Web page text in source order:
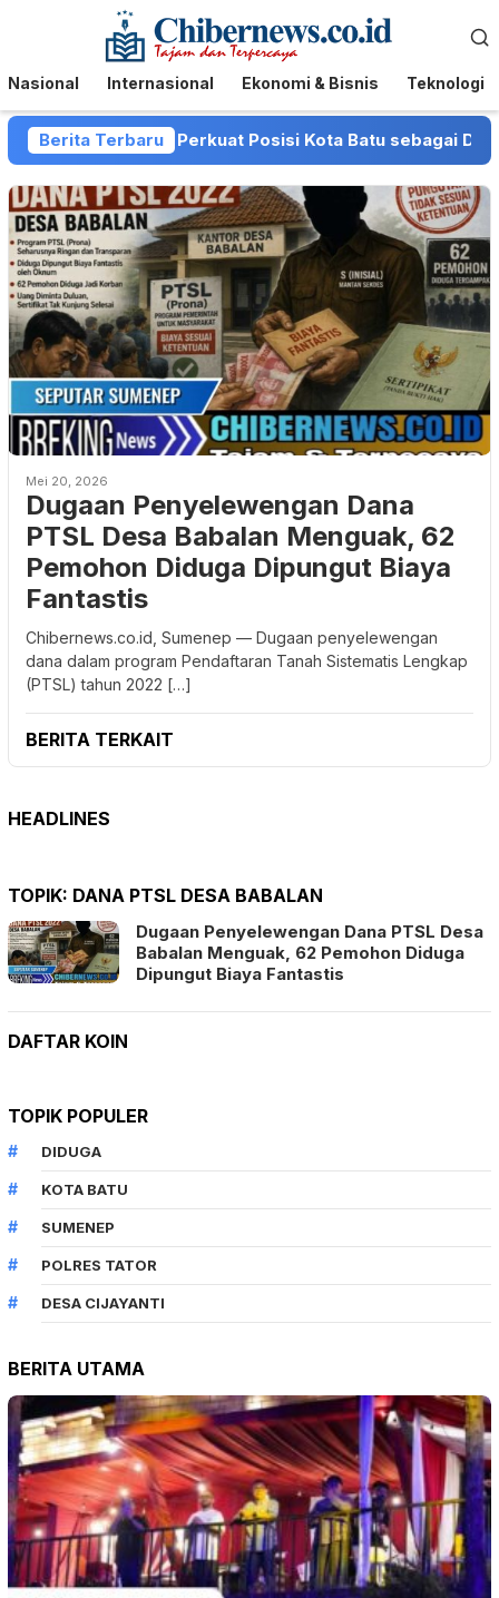
Menu
Mobile
Nasional Internasional Ekonomi & Bisnis Teknologi
Berita Terbaru
Pemkot Batu Perkuat Posisi Kota Batu sebagai Destinasi
Mei 20, 2026
Dugaan Penyelewengan Dana
PTSL Desa Babalan Menguak, 62
Pemohon Diduga Dipungut Biaya
Fantastis
Chibernews.co.id, Sumenep — Dugaan penyelewengan
dana dalam program Pendaftaran Tanah Sistematis Lengkap
(PTSL) tahun 2022 […]
BERITA TERKAIT
HEADLINES
TOPIK: DANA PTSL DESA BABALAN
Dugaan Penyelewengan Dana PTSL Desa
Babalan Menguak, 62 Pemohon Diduga
Dipungut Biaya Fantastis
DAFTAR KOIN
TOPIK POPULER
DIDUGA
KOTA BATU
SUMENEP
POLRES TATOR
DESA CIJAYANTI
BERITA UTAMA